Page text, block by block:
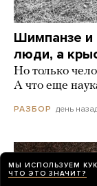
Шимпанзе и
люди, а
Но только
А что еще
РАЗБОР день
МЫ ИСПОЛЬЗУЕМ
ЧТО ЭТО ЗНАЧИТ?